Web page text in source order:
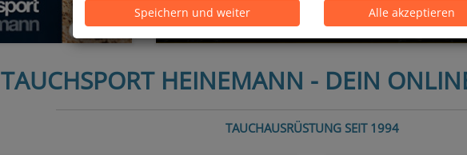
TAUCHSPORT HEINEMANN - DEIN
TAUCHAUSRÜSTUNG SEIT 1994
Speichern und weiter Alle akzeptieren